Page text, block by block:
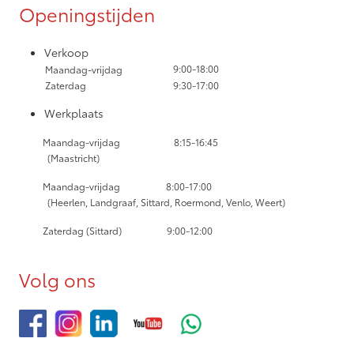
Openingstijden
Verkoop
Maandag-vrijdag
9:00-18:00
Zaterdag
9:30-17:00
Werkplaats
Maandag-vrijdag
8:15-16:45
(Maastricht)
Maandag-vrijdag
8:00-17:00
(Heerlen, Landgraaf, Sittard, Roermond, Venlo, Weert)
Zaterdag (Sittard) 9:00-12:00
Volg ons